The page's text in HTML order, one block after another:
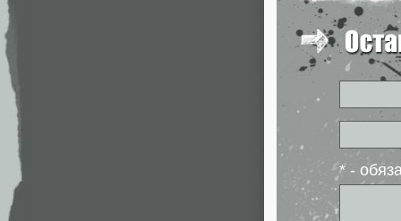
* -